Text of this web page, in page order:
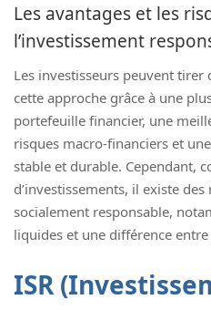
Les avantages et les
l’investissement
Les investisseurs peuvent tirer
cette approche grâce à une
portefeuille financier, une
risques macro-financiers et
stable et durable. Cependant,
d’investissements, il existe
socialement responsable,
liquides et une différence entre
ISR